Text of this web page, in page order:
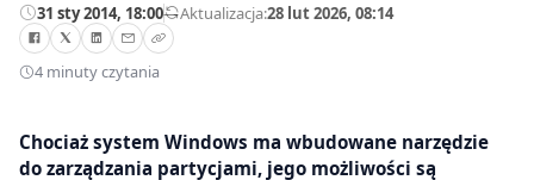
31 sty 2014, 18:00—Aktualizacja:28 lut 2026, 08:14
4 minuty czytania
Chociaż system Windows ma wbudowane narzędzie
do zarządzania partycjami, jego możliwości są